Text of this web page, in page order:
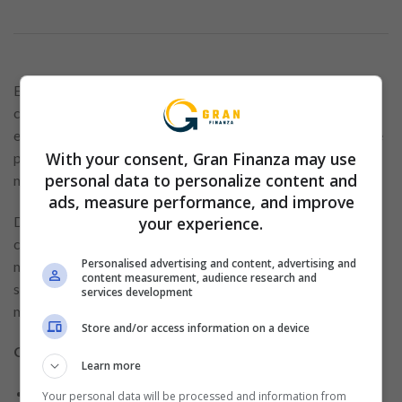
El banco Ganadero ofrece varias opciones de tarjetas de
crédito, cada una adecuada para un tipo de perfil diferente y
entre ellas, hay una que, sin duda, es perfecta para ti. Ahora te
presentaremos la Tarjeta de Crédito Oro y todo lo que
necesitas saber, como características, ventajas y beneficios.
Descubre los beneficios excepcionales diseñados para
clientes exigentes con la Tarjeta de Crédito Visa Oro. Con un
mayor poder de compra y privilegios superiores, esta tarjeta
se convierte en la elección preferida de aquellos que buscan
más de sus Tarjetas de Crédito.
Características Destacadas
Destino de Fondos: Adquisición de bienes de consumo,
With your consent, Gran Finanza may use
personal data to personalize content and
ads, measure performance, and improve
your experience.
Personalised advertising and content, advertising and
content measurement, audience research and
services development
Store and/or access information on a device
Learn more
Your personal data will be processed and information from